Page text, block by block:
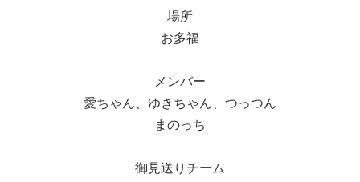
場所
お多福
メンバー
愛ちゃん、ゆきちゃん、つっつん
まのっち
御見送りチーム